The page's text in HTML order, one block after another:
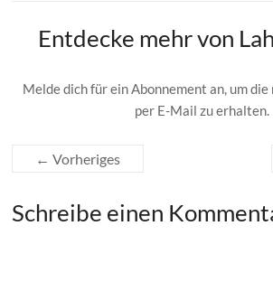
Entdecke mehr von
Melde dich für ein Abonnement an, um
per E-Mail zu erhalten.
← Vorheriges
Schreibe einen